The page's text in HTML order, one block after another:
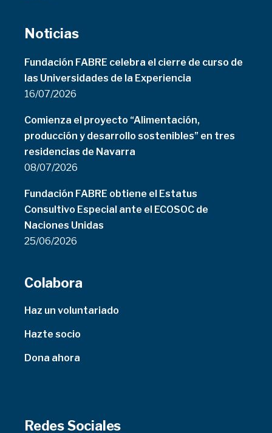
Noticias
Fundación FABRE celebra el cierre de curso de
las Universidades de la Experiencia
16/07/2026
Comienza el proyecto “Alimentación,
producción y desarrollo sostenibles” en tres
residencias de Navarra
08/07/2026
Fundación FABRE obtiene el Estatus
Consultivo Especial ante el ECOSOC de
Naciones Unidas
25/06/2026
Colabora
Haz un voluntariado
Hazte socio
Dona ahora
Redes Sociales